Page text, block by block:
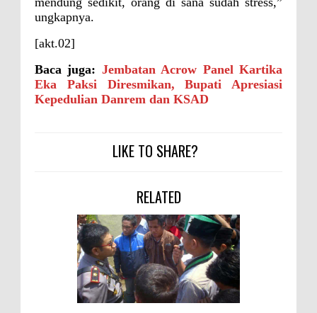
ungkapnya.
[akt.02]
Baca juga: Jembatan Acrow Panel Kartika
Eka Paksi Diresmikan, Bupati Apresiasi
Kepedulian Danrem dan KSAD
LIKE TO SHARE?
RELATED